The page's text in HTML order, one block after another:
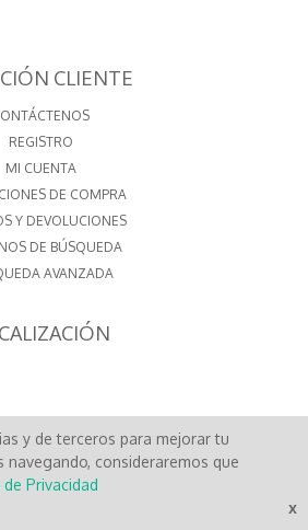
CLIENTE
REGISTRO
MI CUENTA
DE COMPRA
Y DEVOLUCIONES
DE BÚSQUEDA
AVANZADA
y de terceros para mejorar tu
navegando, consideraremos que
Privacidad
x